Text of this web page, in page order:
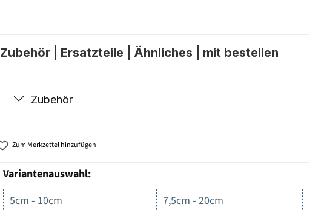
Zubehör | Ersatzteile | Ähnliches | mit bestellen
Zubehör
Zum Merkzettel hinzufügen
Variantenauswahl:
5cm - 10cm
7,5cm - 20cm